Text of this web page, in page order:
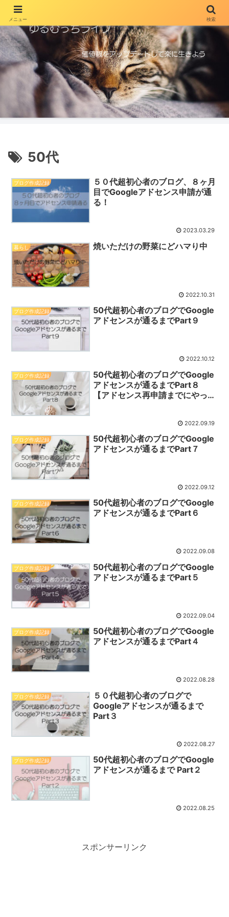
50代
ブログ作成記録
５０代超初心者のブログ、８ヶ月
目でGoogleアドセンス申請が通
る！
2023.03.29
暮らし 焼いただけの野菜にどハマり中
2022.10.31
ブログ作成記録
50代超初心者のブログでGoogle
アドセンスが通るまでPart９
2022.10.12
ブログ作成記録
50代超初心者のブログでGoogle
アドセンスが通るまでPart８
【アドセンス再申請までにやった
2022.09.19
ブログ作成記録
50代超初心者のブログでGoogle
アドセンスが通るまでPart７
2022.09.12
ブログ作成記録
50代超初心者のブログでGoogle
アドセンスが通るまでPart６
2022.09.08
ブログ作成記録
50代超初心者のブログでGoogle
アドセンスが通るまでPart５
2022.09.04
ブログ作成記録
50代超初心者のブログでGoogle
アドセンスが通るまでPart４
2022.08.28
ブログ作成記録
５０代超初心者のブログで
Googleアドセンスが通るまで
Part３
2022.08.27
ブログ作成記録
50代超初心者のブログでGoogle
アドセンスが通るまで Part２
2022.08.25
スポンサーリンク
メニュー 検索